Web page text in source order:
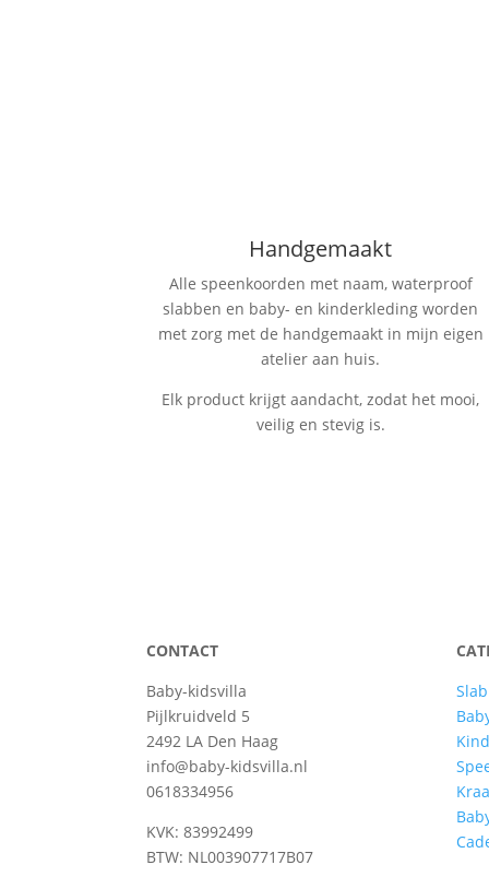
Handgemaakt
Alle speenkoorden met naam, waterproof
slabbenen baby- en kinderkleding worden
met zorg met de handgemaakt in mijn eigen
atelier aan huis.
Elk product krijgt aandacht, zodat het mooi,
veilig en stevig is.
CONTACT
Baby-kidsvilla
Pijlkruidveld 5
2492 LA Den Haag
info@baby-kidsvilla.nl
0618334956
KVK: 83992499
BTW: NL003907717B07
Slab